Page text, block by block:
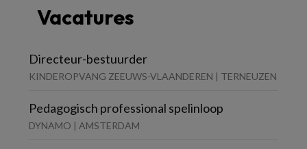
Vacatures
Directeur-bestuurder
KINDEROPVANG ZEEUWS-VLAANDEREN | TERNEUZEN
Pedagogisch professional spelinloop
DYNAMO | AMSTERDAM